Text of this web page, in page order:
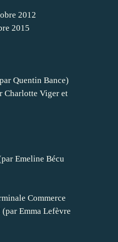
2012
2015
Quentin Bance)
Charlotte Viger et
Emeline Bécu
Commerce
Emma Lefèvre